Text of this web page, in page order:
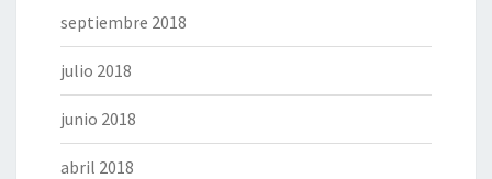
septiembre 2018
julio 2018
junio 2018
abril 2018